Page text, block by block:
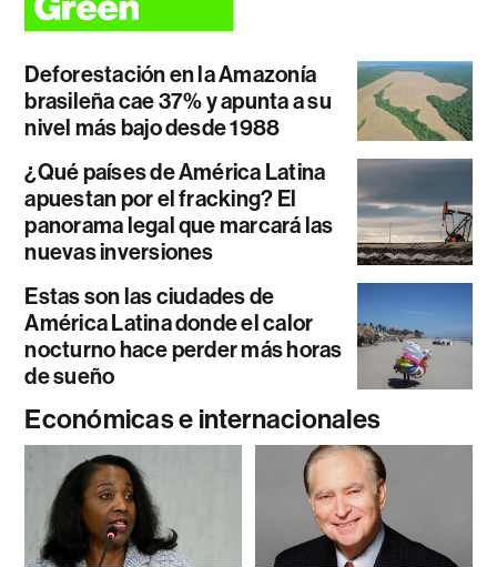
Deforestación en la Amazonía
brasileña cae 37% y apunta a su
nivel más bajo desde 1988
¿Qué países de América Latina
apuestan por el fracking? El
panorama legal que marcará las
nuevas inversiones
Estas son las ciudades de
América Latina donde el calor
nocturno hace perder más horas
de sueño
Económicas e internacionales